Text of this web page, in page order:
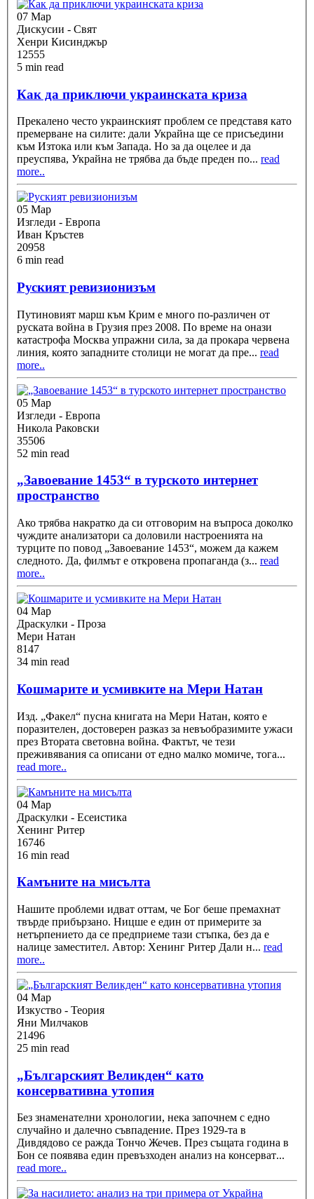
07 Мар
Дискусии - Свят
Хенри Кисинджър
12555
5 min read
Как да приключи украинската криза
Прекалено често украинският проблем се представя като
премерване на силите: дали Украйна ще се присъедини
към Изтока или към Запада. Но за да оцелее и да
преуспява, Украйна не трябва да бъде преден по... read
more..
05 Мар
Изгледи - Европа
Иван Кръстев
20958
6 min read
Руският ревизионизъм
Путиновият марш към Крим е много по-различен от
руската война в Грузия през 2008. По време на онази
катастрофа Москва упражни сила, за да прокара червена
линия, която западните столици не могат да пре... read
more..
05 Мар
Изгледи - Европа
Никола Раковски
35506
52 min read
„Завоевание 1453“ в турското интернет
пространство
Ако трябва накратко да си отговорим на въпроса доколко
чуждите анализатори са доловили настроенията на
турците по повод „Завоевание 1453“, можем да кажем
следното. Да, филмът е откровена пропаганда (з... read
more..
04 Мар
Драскулки - Проза
Мери Натан
8147
34 min read
Кошмарите и усмивките на Мери Натан
Изд. „Факел“ пусна книгата на Мери Натан, която е
поразителен, достоверен разказ за невъобразимите ужаси
през Втората световна война. Фактът, че тези
преживявания са описани от едно малко момиче, тога...
read more..
04 Мар
Драскулки - Есеистика
Хенинг Ритер
16746
16 min read
Камъните на мисълта
Нашите проблеми идват оттам, че Бог беше премахнат
твърде прибързано. Ницше е един от примерите за
нетърпението да се предприеме тази стъпка, без да е
налице заместител. Автор: Хенинг Ритер Дали н... read
more..
04 Мар
Изкуство - Теория
Яни Милчаков
21496
25 min read
„Българският Великден“ като
консервативна утопия
Без знаменателни хронологии, нека започнем с едно
случайно и далечно съвпадение. През 1929-та в
Дивдядово се ражда Тончо Жечев. През същата година в
Бон се появява един превъзходен анализ на консерват...
read more..